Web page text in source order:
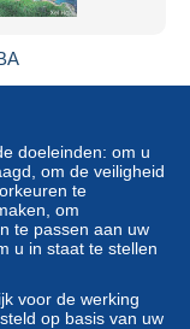
handelaar
doeleinden: om u
om de veiligheid
te
om
te passen aan uw
u in staat te stellen
voor de werking
op basis van uw